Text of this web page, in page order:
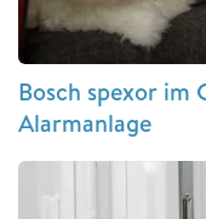
Bosch spexor im
Alarmanlage